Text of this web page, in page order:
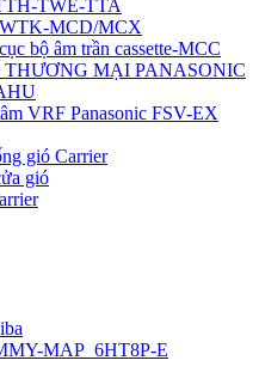
TWE-TTA
MCD/MCX
bộ âm trần cassette-MCC
MẠI PANASONIC
VRF Panasonic FSV-EX
gió Carrier
gió
MAP_6HT8P-E